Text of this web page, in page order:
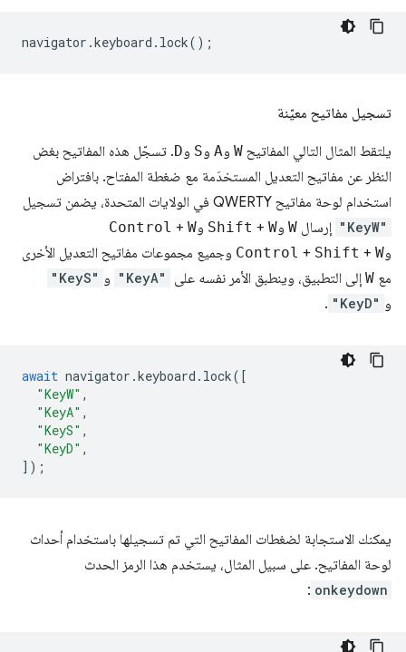
navigator .keyboard . lock();
تسجيل مفاتيح معيّنة
يلتقط المثال التالي المفاتيح W وA وS وD. تسجّل هذه المفاتيح بغض
النظر عن مفاتيح التعديل المستخدَمة مع ضغطة المفتاح. بافتراض
استخدام لوحة مفاتيح QWERTY في الولايات المتحدة، يضمن تسجيل
"KeyW" إرسال W و Shift + W و Control + W
و Control + Shift + W
وجميع مجموعات مفاتيح التعديل الأخرى
مع W إلى التطبيق، وينطبق الأمر نفسه على "KeyA" و "KeyS"
و "KeyD"
.
await navigator .keyboard . lock([
"KeyW" ,
"KeyA" ,
"KeyS" ,
"KeyD" ,
]);
يمكنك الاستجابة لضغطات المفاتيح التي تم تسجيلها باستخدام أحداث
لوحة المفاتيح. على سبيل المثال، يستخدم هذا الرمز الحدث
onkeydown
: